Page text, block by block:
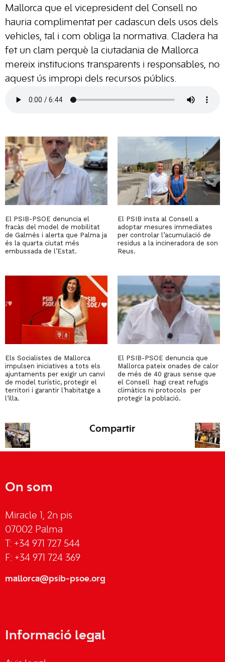
Mallorca que el vicepresident del Consell no
hauria complimentat per cadascun dels usos dels
vehicles, tal i com obliga la normativa. Cladera ha
fet un clam perquè la ciutadania de Mallorca
mereix institucions transparents i responsables, no
aquest ús impropi dels recursos públics.
El PSIB-PSOE denuncia el
fracàs del model de mobilitat
de Galmés i alerta que Palma ja
és la quarta ciutat més
embussada de l’Estat.
El PSIB insta al Consell a
adoptar mesures immediates
per controlar l’acumulació de
residus a la incineradora de son
Reus.
Els Socialistes de Mallorca
impulsen iniciatives a tots els
ajuntaments per exigir un canvi
de model turístic, protegir el
territori i garantir l’habitatge a
l’illa.
El PSIB-PSOE denuncia que
Mallorca pateix onades de calor
de més de 40 graus sense que
el Consell hagi creat refugis
climàtics ni protocols per
protegir la població.
Compartir
On som
Miracle 1, 2n pis
07002 Palma
T: +34 971 727 544
F: +34 971 724 369
mallorca@psib-psoe.org
Informació legal